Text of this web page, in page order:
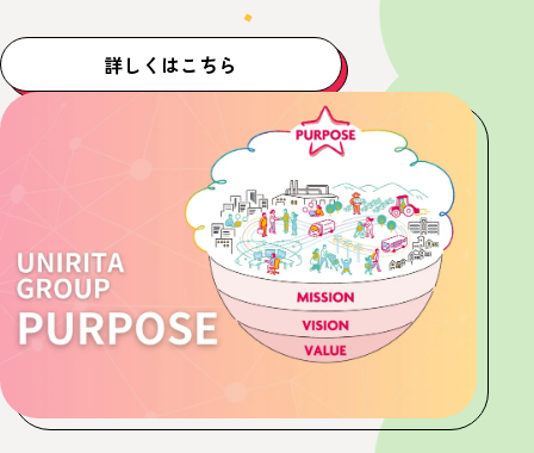
詳しくはこちら